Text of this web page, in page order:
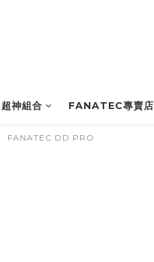
超神組合 FANATEC專賣店
FANATEC DD PRO